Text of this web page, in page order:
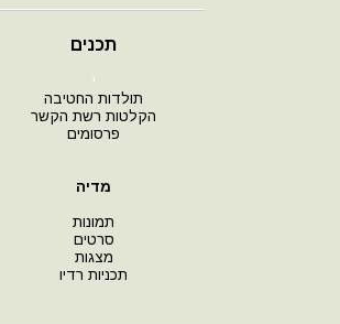
תכנים
י
תולדות החטיבה
הקלטות רשת הקשר
פרסומים
מדיה
תמונות
סרטים
מצגות
תכניות רדיו